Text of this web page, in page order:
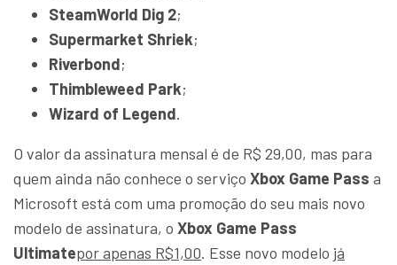
SteamWorld Dig 2;
Supermarket Shriek;
Riverbond;
Thimbleweed Park;
Wizard of Legend.
O valor da assinatura mensal é de R$ 29,00, mas para
quem ainda não conhece o serviço Xbox Game Pass a
Microsoft está com uma promoção do seu mais novo
modelo de assinatura, o Xbox Game Pass
Ultimatepor apenas R$1,00. Esse novo modelo já